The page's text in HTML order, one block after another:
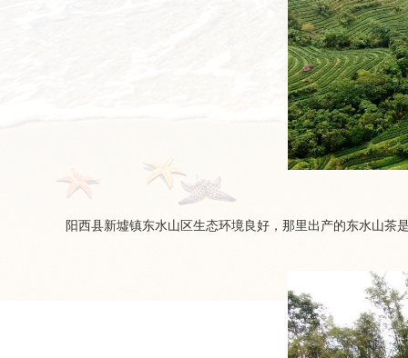
阳西县新墟镇东水山区生态环境良好，那里出产的东水山茶